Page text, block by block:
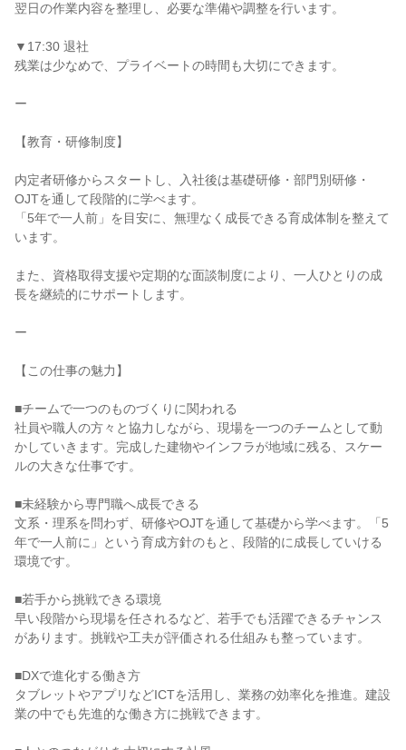
翌日の作業内容を整理し、必要な準備や調整を行います。
▼17:30 退社
残業は少なめで、プライベートの時間も大切にできます。
ー
【教育・研修制度】
内定者研修からスタートし、入社後は基礎研修・部門別研修・
OJTを通して段階的に学べます。
「5年で一人前」を目安に、無理なく成長できる育成体制を整えて
います。
また、資格取得支援や定期的な面談制度により、一人ひとりの成
長を継続的にサポートします。
ー
【この仕事の魅力】
■チームで一つのものづくりに関われる
社員や職人の方々と協力しながら、現場を一つのチームとして動
かしていきます。完成した建物やインフラが地域に残る、スケー
ルの大きな仕事です。
■未経験から専門職へ成長できる
文系・理系を問わず、研修やOJTを通して基礎から学べます。「5
年で一人前に」という育成方針のもと、段階的に成長していける
環境です。
■若手から挑戦できる環境
早い段階から現場を任されるなど、若手でも活躍できるチャンス
があります。挑戦や工夫が評価される仕組みも整っています。
■DXで進化する働き方
タブレットやアプリなどICTを活用し、業務の効率化を推進。建設
業の中でも先進的な働き方に挑戦できます。